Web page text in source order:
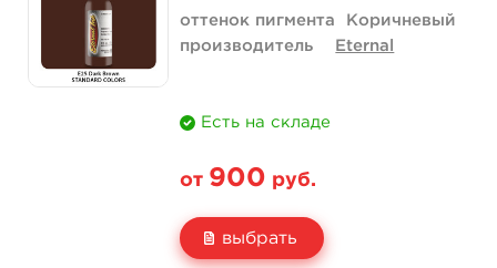
Количество купить купить
оттенок пигмента
Коричневый
производитель
Eternal
Есть на складе
от 900 руб.
выбрать